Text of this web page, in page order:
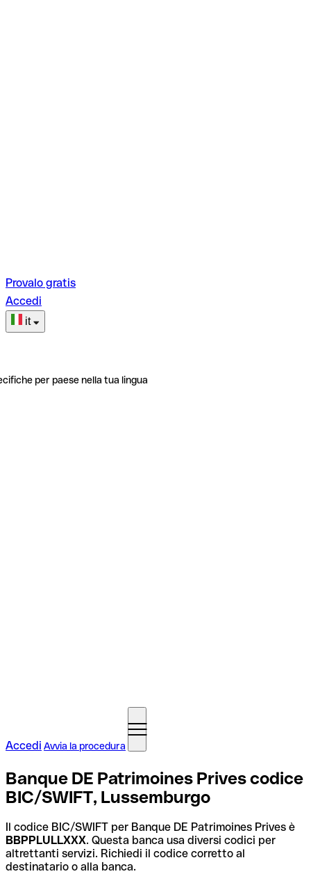
Provalo gratis
Accedi
it
per paese nella tua lingua
Accedi Avvia la procedura
Banque DE Patrimoines Prives codice
BIC/SWIFT, Lussemburgo
Il codice BIC/SWIFT per Banque DE Patrimoines Prives è
BBPPLULLXXX. Questa banca usa diversi codici per
altrettanti servizi. Richiedi il codice corretto al
destinatario o alla banca.